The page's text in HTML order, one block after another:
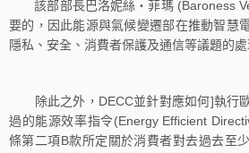
該部部長巴洛妮絲‧菲瑪 (Baroness
要的，因此能源與氣候變遷部在推動智慧
隱私、安全、消費者保護及通信等議題的處
除此之外，DECC並針對應如何]執行
過的能源效率指令(Energy Efficient
條第二項B款所定關於消費者對去過去至